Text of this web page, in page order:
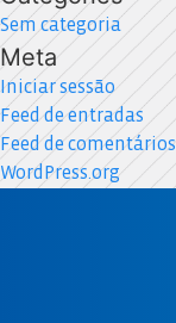
Sem categoria
Meta
Iniciar sessão
Feed de entradas
Feed de comentários
WordPress.org